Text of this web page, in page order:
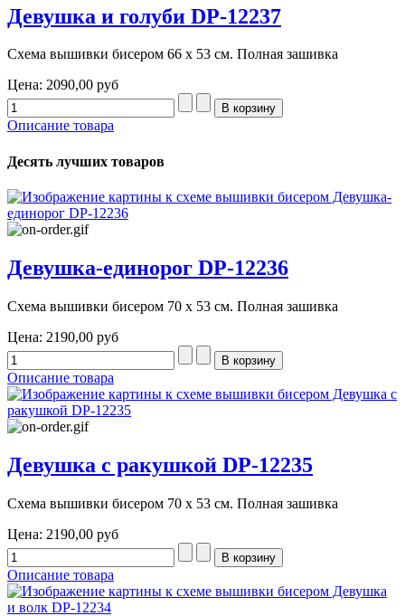
Девушка и голуби DP-12237
Схема вышивки бисером 66 х 53 см. Полная зашивка
Цена: 2090,00 руб
Описание товара
Десять лучших товаров
Девушка-единорог DP-12236
Схема вышивки бисером 70 х 53 см. Полная зашивка
Цена: 2190,00 руб
Описание товара
Девушка с ракушкой DP-12235
Схема вышивки бисером 70 х 53 см. Полная зашивка
Цена: 2190,00 руб
Описание товара